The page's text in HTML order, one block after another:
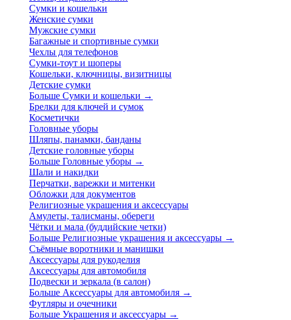
Сумки и кошельки
Женские сумки
Мужские сумки
Багажные и спортивные сумки
Чехлы для телефонов
Сумки-тоут и шоперы
Кошельки, ключницы, визитницы
Детские сумки
Больше Сумки и кошельки →
Брелки для ключей и сумок
Косметички
Головные уборы
Шляпы, панамки, банданы
Детские головные уборы
Больше Головные уборы →
Шали и накидки
Перчатки, варежки и митенки
Обложки для документов
Религиозные украшения и аксессуары
Амулеты, талисманы, обереги
Чётки и мала (буддийские четки)
Больше Религиозные украшения и аксессуары →
Съёмные воротники и манишки
Аксессуары для рукоделия
Аксессуары для автомобиля
Подвески и зеркала (в салон)
Больше Аксессуары для автомобиля →
Футляры и очечники
Больше Украшения и аксессуары →